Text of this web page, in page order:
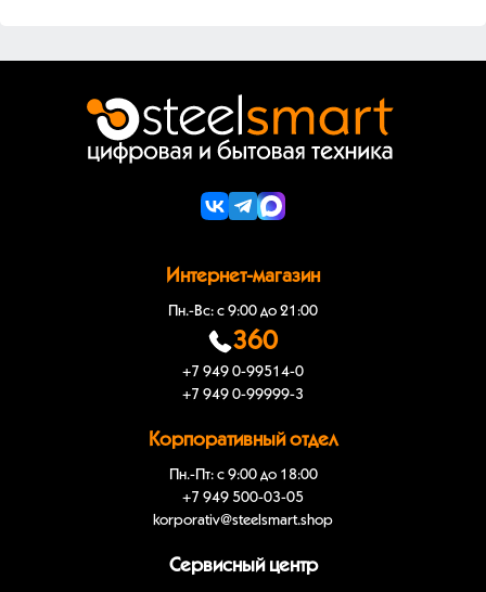
Интернет-магазин
Пн.-Вс: с 9:00 до 21:00
360
+7 949 0-99514-0
+7 949 0-99999-3
Корпоративный отдел
Пн.-Пт: с 9:00 до 18:00
+7 949 500-03-05
korporativ@steelsmart.shop
Сервисный центр